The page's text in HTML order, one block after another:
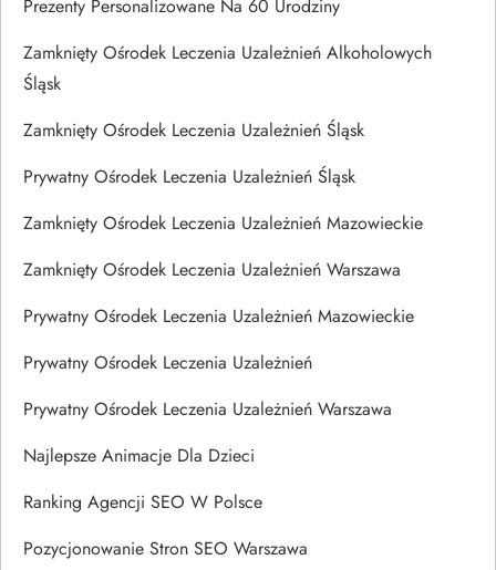
Prezenty Personalizowane Na 60 Urodziny
Zamknięty Ośrodek Leczenia Uzależnień Alkoholowych
Śląsk
Zamknięty Ośrodek Leczenia Uzależnień Śląsk
Prywatny Ośrodek Leczenia Uzależnień Śląsk
Zamknięty Ośrodek Leczenia Uzależnień Mazowieckie
Zamknięty Ośrodek Leczenia Uzależnień Warszawa
Prywatny Ośrodek Leczenia Uzależnień Mazowieckie
Prywatny Ośrodek Leczenia Uzależnień
Prywatny Ośrodek Leczenia Uzależnień Warszawa
Najlepsze Animacje Dla Dzieci
Ranking Agencji SEO W Polsce
Pozycjonowanie Stron SEO Warszawa